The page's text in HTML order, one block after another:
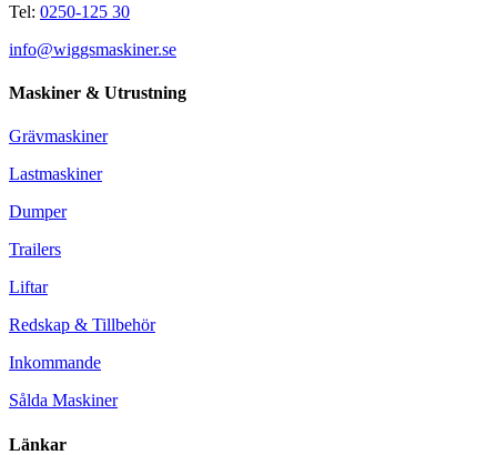
Tel: 0250-125 30
info@wiggsmaskiner.se
Maskiner & Utrustning
Grävmaskiner
Lastmaskiner
Dumper
Trailers
Liftar
Redskap & Tillbehör
Inkommande
Sålda Maskiner
Länkar